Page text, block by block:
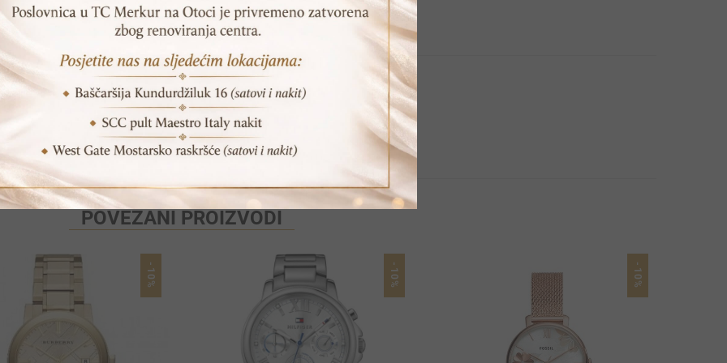
Print Pošalji prijatelju
POVEZANI PROIZVODI
-10% -10% -10%